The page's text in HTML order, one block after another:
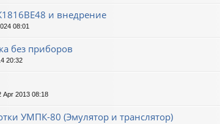
и внедрение
08:01
без приборов
20:32
Apr 2013 08:18
УМПК-80 (Эмулятор и транслятор)